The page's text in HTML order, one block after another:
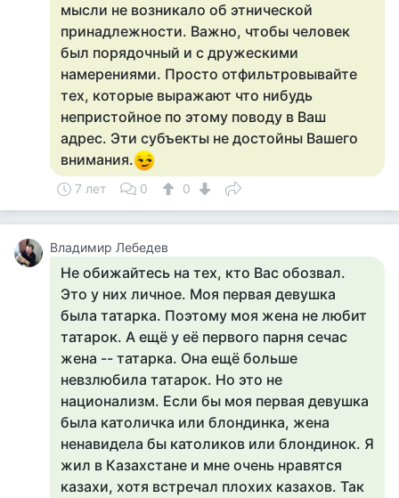
мысли не возникало об этнической
принадлежности. Важно, чтобы человек
был порядочный и с дружескими
намерениями. Просто отфильтровывайте
тех, которые выражают что нибудь
непристойное по этому поводу в Ваш
адрес. Эти субъекты не достойны Вашего
внимания.
7 лет 0 0
Владимир Лебедев
Не обижайтесь на тех, кто Вас обозвал.
Это у них личное. Моя первая девушка
была татарка. Поэтому моя жена не любит
татарок. А ещё у её первого парня сечас
жена -- татарка. Она ещё больше
невзлюбила татарок. Но это не
национализм. Если бы моя первая девушка
была католичка или блондинка, жена
ненавидела бы католиков или блондинок. Я
жил в Казахстане и мне очень нравятся
казахи, хотя встречал плохих казахов. Так